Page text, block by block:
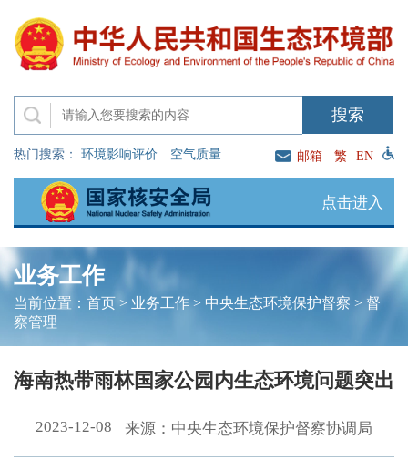
热门搜索： 环境影响评价 空气质量 邮箱 繁 EN
点击进入
业务工作
当前位置： 首页> 业务工作> 中央生态环境保护督察 > 督
察管理
海南热带雨林国家公园内生态环境问题突出
2023-12-08 来源：中央生态环境保护督察协调局